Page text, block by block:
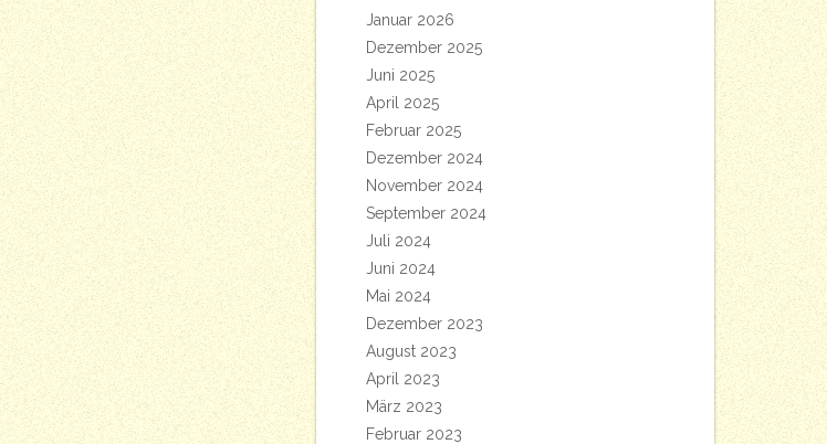
Januar 2026
Dezember 2025
Juni 2025
April 2025
Februar 2025
Dezember 2024
November 2024
September 2024
Juli 2024
Juni 2024
Mai 2024
Dezember 2023
August 2023
April 2023
März 2023
Februar 2023